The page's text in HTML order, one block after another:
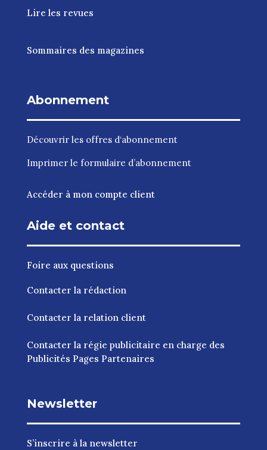
Lire les revues
Sommaires des magazines
Abonnement
Découvrir les offres d‘abonnement
Imprimer le formulaire d’abonnement
Accéder à mon compte client
Aide et contact
Foire aux questions
Contacter la rédaction
Contacter la relation client
Contacter la régie publicitaire en charge des
Publicités Pages Partenaires
Newsletter
S’inscrire à la newsletter